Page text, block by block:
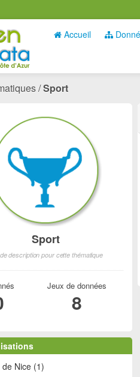
Accueil
Sport
Sport
description pour cette thématique
Jeux de données
8
de Nice (1)